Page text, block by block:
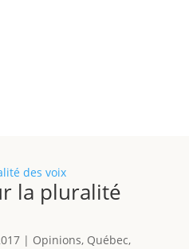
la pluralité
| Opinions, Québec,